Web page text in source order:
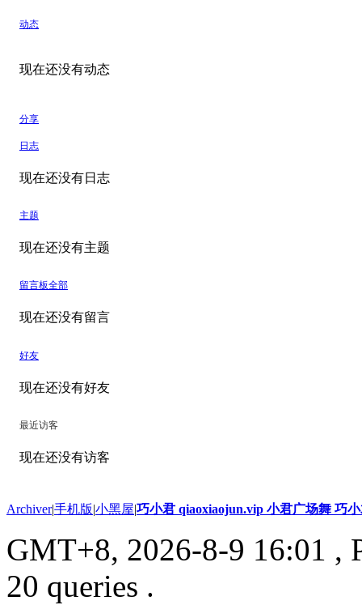
动态
现在还没有动态
分享
日志
现在还没有日志
主题
现在还没有主题
留言板全部
现在还没有留言
好友
现在还没有好友
最近访客
现在还没有访客
Archiver|手机版|小黑屋|巧小君 qiaoxiaojun.vip 小君广场舞 巧
GMT+8, 2026-8-9 16:01 ,
20 queries .